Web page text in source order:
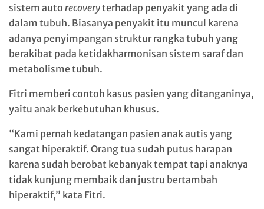
sistem auto recoveryterhadap penyakit yang ada di
dalam tubuh. Biasanya penyakit itu muncul karena
adanya penyimpangan struktur rangka tubuh yang
berakibat pada ketidakharmonisan sistem saraf dan
metabolisme tubuh.
Fitri memberi contoh kasus pasien yang ditanganinya,
yaitu anak berkebutuhan khusus.
“Kami pernah kedatangan pasien anak autis yang
sangat hiperaktif. Orang tua sudah putus harapan
karena sudah berobat kebanyak tempat tapi anaknya
tidak kunjung membaik dan justru bertambah
hiperaktif,” kata Fitri.